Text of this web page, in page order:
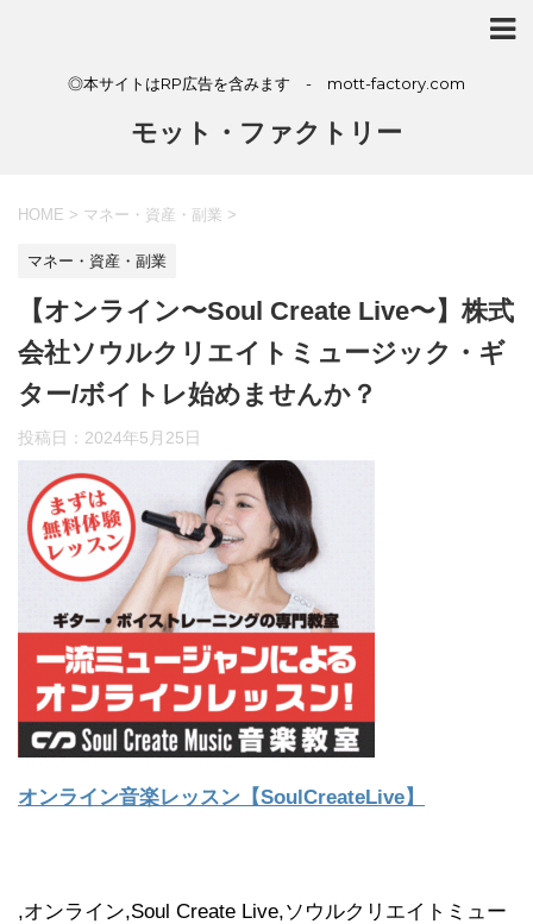
◎本サイトはRP広告を含みます - mott-factory.com
モット・ファクトリー
HOME > マネー・資産・副業 >
マネー・資産・副業
【オンライン〜Soul Create Live〜】株式
会社ソウルクリエイトミュージック・ギ
ター/ボイトレ始めませんか？
投稿日： 2024年5月25日
オンライン音楽レッスン【SoulCreateLive】
,オンライン,Soul Create Live,ソウルクリエイトミュー